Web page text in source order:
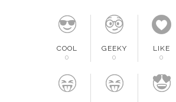
COOL
0
GEEKY
0
LIKE
0